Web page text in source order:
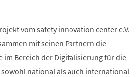
vom safety innovation center e.V.
mit seinen Partnern die
im Bereich der Digitalisierung für die
national als auch international